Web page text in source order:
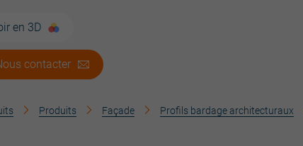
en 3D
contacter
Produits Façade Profils bardage architecturaux